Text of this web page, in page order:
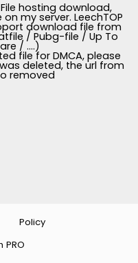
hosting download,
my server. LeechTOP
download file from
/ Pubg-file / Up To
/ ....)
file for DMCA, please
deleted, the url from
removed
PRO
Policy